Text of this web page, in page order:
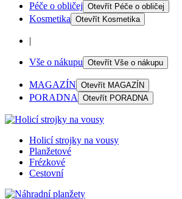
Péče o obličej Otevřít Péče o obličej
Kosmetika Otevřít Kosmetika
|
Vše o nákupu Otevřít Vše o nákupu
MAGAZÍN Otevřít MAGAZÍN
PORADNA Otevřít PORADNA
Holicí strojky na vousy
Planžetové
Frézkové
Cestovní